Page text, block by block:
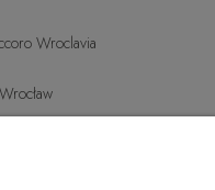
Wroclavia